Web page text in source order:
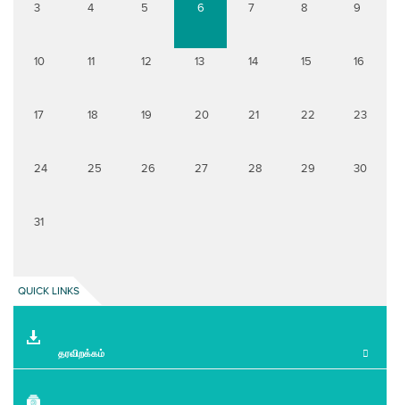
3 4 5 6 7 8 9
10 11 12 13 14 15 16
17 18 19 20 21 22 23
24 25 26 27 28 29 30
31
QUICK LINKS
தரவிறக்கம்